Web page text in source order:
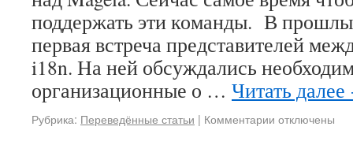
поддержать эти команды. В
первая встреча представителей
i18n. На ней обсуждались
организационные о … Читать далее
Рубрика: Переведённые статьи | Комментарии отключены